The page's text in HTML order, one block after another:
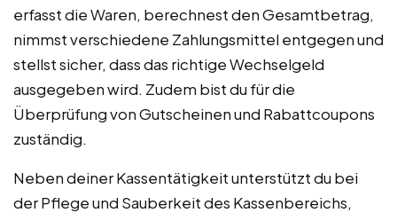
erfasst die Waren, berechnest den Gesamtbetrag,
nimmst verschiedene Zahlungsmittel entgegen und
stellst sicher, dass das richtige Wechselgeld
ausgegeben wird. Zudem bist du für die
Überprüfung von Gutscheinen und Rabattcoupons
zuständig.
Neben deiner Kassentätigkeit unterstützt du bei
der Pflege und Sauberkeit des Kassenbereichs,